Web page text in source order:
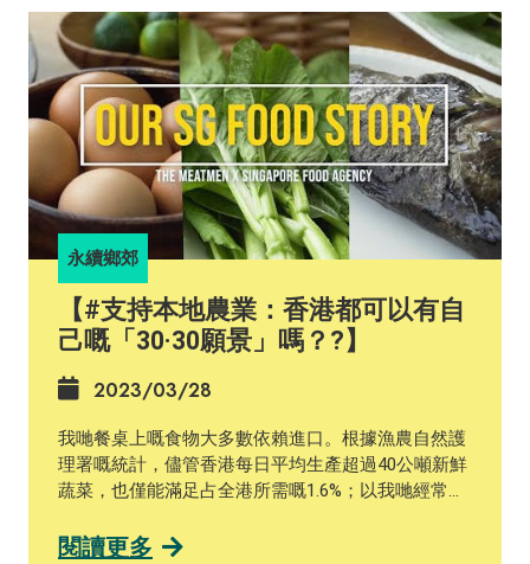
#RuralRevitalisation
Nature-related Financial Disclosures）你又有冇聽
過？佢哋都同生態相關嘅數據同埋知識有關。其實了
解本地生態，喺現時全球氣候急劇變化嘅情況下，係
一種好重要嘅知識同技能。 永續社區學院「本地生態
概覽」課程係香港少有教授生態學理論及實地生態調
查嘅短期課程，今屆將由蘇博士任教。蘇博士將會帶
你親身探索沙螺洞、米埔及后海灣，同埋龍虎山和薄
扶林郊野公園，幫助你深入認識香港陸、海、空不同
嘅棲息地和生物，包你大開眼界！ 「蜻蜓天堂」沙羅
洞擁有香港罕見嘅淡水濕地，生態價值極高，但當地
生態卻曾經多次受到破壞，政府決定與業主沙螺洞發
展有限公司以「非原址換地」方式保育沙羅洞。課程
將會帶大家實地了解沙羅洞嘅生態重要性和保育歷
海灣濕地係國際級「雀鳥天堂」，每年冬季都有數以
集中地。課程將會考察這裡豐富多樣嘅濕地生境，認
識濕地保育措施，並探討呢一帶面對嘅發展壓力。 課
程仲會帶大家到龍虎山和薄扶林郊野公園研究植被演
據並匯報結果，磨練生態研究的技能。 詳情請瀏覽課
永續鄉郊
【#支持本地農業：香港都可以有自
己嘅「30·30願景」嗎？?】
2023/03/28
我哋餐桌上嘅食物大多數依賴進口。根據漁農自然護
理署嘅統計，儘管香港每日平均生產超過40公噸新鮮
蔬菜，也僅能滿足占全港所需嘅1.6%；以我哋經常食
外地入口超過190公噸嘅新鮮薑。由外地進口農產品
閱讀更多